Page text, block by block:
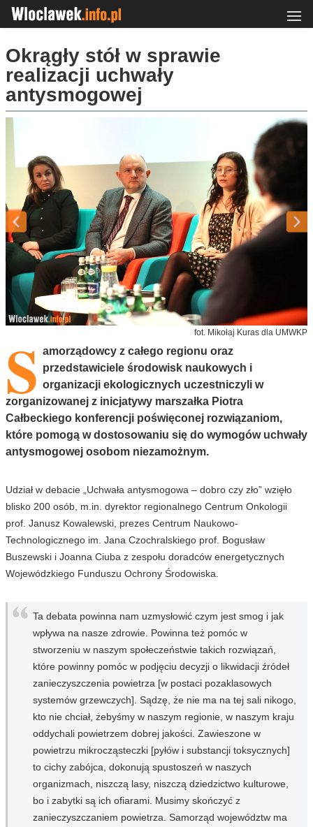
Okrągły stół w sprawie
realizacji uchwały
antysmogowej
fot. Mikołaj Kuras dla UMWKP
S amorządowcy z całego regionu oraz
przedstawiciele środowisk naukowych i
organizacji ekologicznych uczestniczyli w
zorganizowanej z inicjatywy marszałka Piotra
Całbeckiego konferencji poświęconej rozwiązaniom,
które pomogą w dostosowaniu się do wymogów uchwały
antysmogowej osobom niezamożnym.
Udział w debacie „Uchwała antysmogowa – dobro czy zło” wzięło
blisko 200 osób, m.in. dyrektor regionalnego Centrum Onkologii
prof. Janusz Kowalewski, prezes Centrum Naukowo-
Technologicznego im. Jana Czochralskiego prof. Bogusław
Buszewski i Joanna Ciuba z zespołu doradców energetycznych
Wojewódzkiego Funduszu Ochrony Środowiska.
Ta debata powinna nam uzmysłowić czym jest smog i jak
wpływa na nasze zdrowie. Powinna też pomóc w
stworzeniu w naszym społeczeństwie takich rozwiązań,
które powinny pomóc w podjęciu decyzji o likwidacji źródeł
zanieczyszczenia powietrza [w postaci pozaklasowych
systemów grzewczych]. Sądzę, że nie ma na tej sali nikogo,
kto nie chciał, żebyśmy w naszym regionie, w naszym kraju
oddychali powietrzem dobrej jakości. Zawieszone w
powietrzu mikrocząsteczki [pyłów i substancji toksycznych]
to cichy zabójca, dokonują spustoszeń w naszych
organizmach, niszczą lasy, niszczą dziedzictwo kulturowe,
bo i zabytki są ich ofiarami. Musimy skończyć z
zanieczyszczaniem powietrza. Samorząd województw ma